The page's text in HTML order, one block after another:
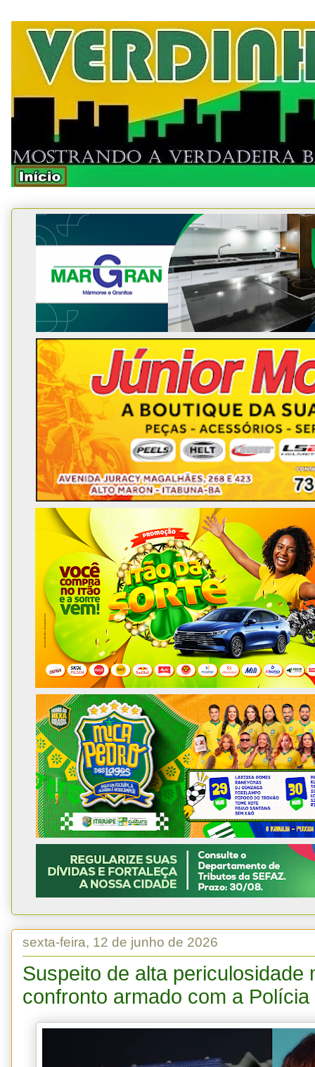
sexta-feira, 12 de junho de 2026
Suspeito de alta periculosidade
confronto armado com a